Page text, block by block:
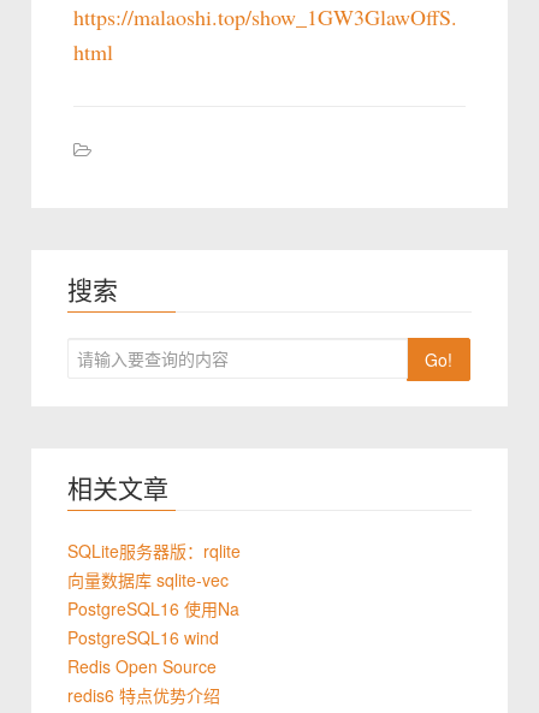
https://malaoshi.top/show_1GW3GlawOffS.
html
搜索
Go!
相关文章
SQLite服务器版：rqlite
向量数据库 sqlite-vec
PostgreSQL16 使用Na
PostgreSQL16 wind
Redis Open Source
redis6 特点优势介绍